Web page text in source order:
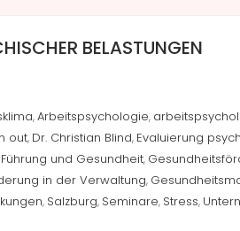
BELASTUNGEN
,Arbeitspsychologie,
out, Dr. Christian Blind, Evaluierung
Führung und Gesundheit,
in der Verwaltung,
, Salzburg, Seminare, Stress,